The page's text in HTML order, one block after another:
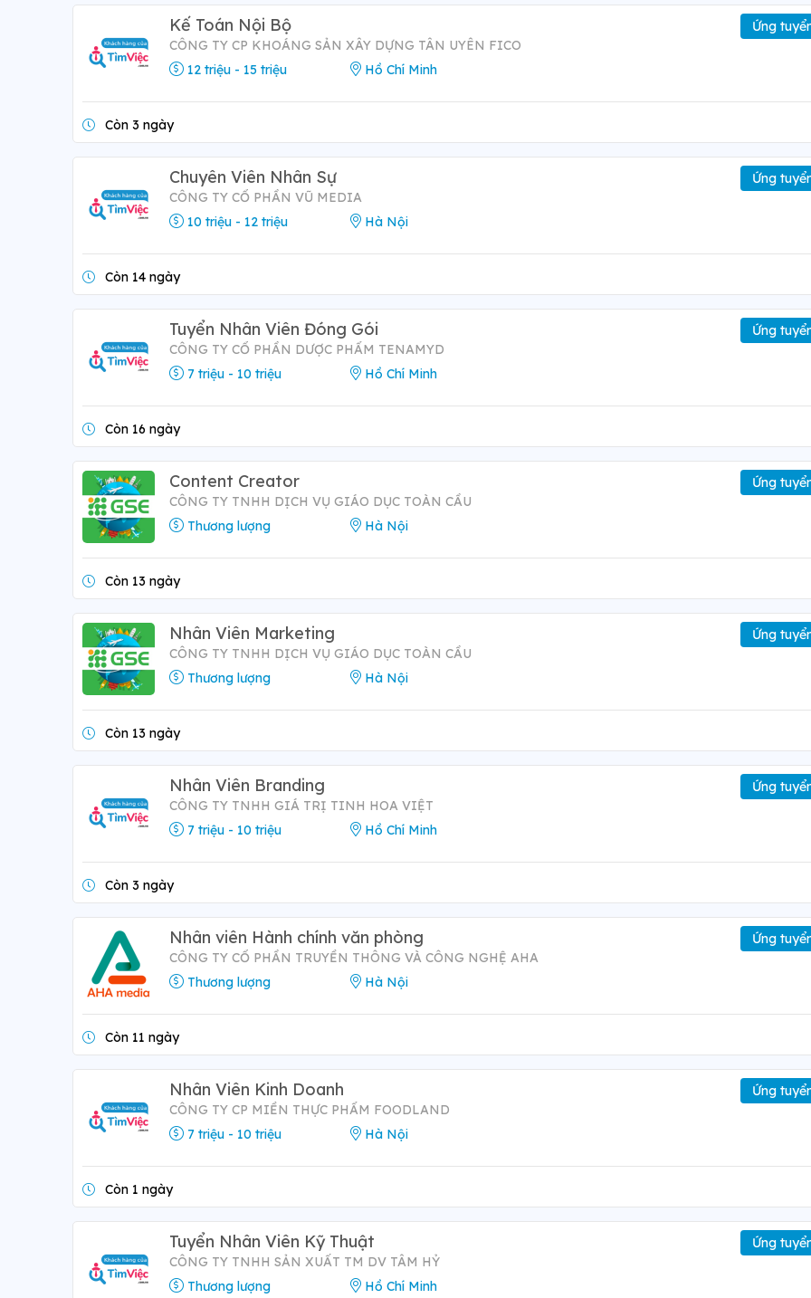
Kế Toán Nội Bộ
CÔNG TY CP KHOÁNG SẢN XÂY DỰNG TÂN UYÊN FICO
12 triệu - 15 triệu
Hồ Chí Minh
Ứng
Còn 3 ngày
Chuyên Viên Nhân Sự
CÔNG TY CỔ PHẦN VŨ MEDIA
10 triệu - 12 triệu
Hà Nội
Ứng
Còn 14 ngày
Tuyển Nhân Viên Đóng Gói
CÔNG TY CỔ PHẦN DƯỢC PHẨM TENAMYD
7 triệu - 10 triệu
Hồ Chí Minh
Ứng
Còn 16 ngày
Content Creator
CÔNG TY TNHH DỊCH VỤ GIÁO DỤC TOÀN CẦU
Thương lượng
Hà Nội
Ứng
Còn 13 ngày
Nhân Viên Marketing
CÔNG TY TNHH DỊCH VỤ GIÁO DỤC TOÀN CẦU
Thương lượng
Hà Nội
Ứng
Còn 13 ngày
Nhân Viên Branding
CÔNG TY TNHH GIÁ TRỊ TINH HOA VIỆT
7 triệu - 10 triệu
Hồ Chí Minh
Ứng
Còn 3 ngày
Nhân viên Hành chính văn phòng
CÔNG TY CỔ PHẦN TRUYỀN THÔNG VÀ CÔNG NGHỆ AHA
Thương lượng
Hà Nội
Ứng
Còn 11 ngày
Nhân Viên Kinh Doanh
CÔNG TY CP MIỀN THỰC PHẨM FOODLAND
7 triệu - 10 triệu
Hà Nội
Ứng
Còn 1 ngày
Tuyển Nhân Viên Kỹ Thuật
CÔNG TY TNHH SẢN XUẤT TM DV TÂM HỶ
Thương lượng
Hồ Chí Minh
Ứng